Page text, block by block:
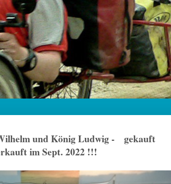
und König Ludwig - gekauft
im Sept. 2022 !!!